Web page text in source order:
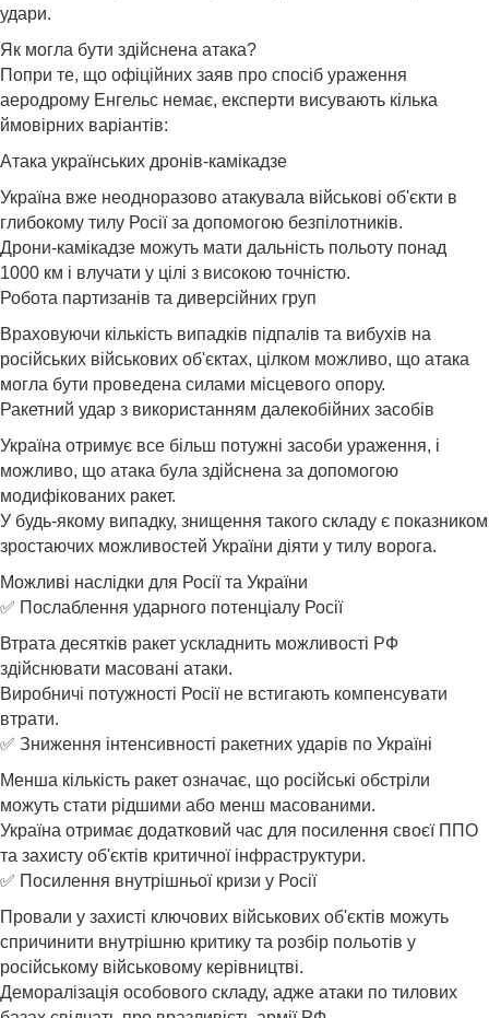
удари.
Як могла бути здійснена атака?
Попри те, що офіційних заяв про спосіб ураження
аеродрому Енгельс немає, експерти висувають кілька
ймовірних варіантів:
Атака українських дронів-камікадзе
Україна вже неодноразово атакувала військові об'єкти в
глибокому тилу Росії за допомогою безпілотників.
Дрони-камікадзе можуть мати дальність польоту понад
1000 км і влучати у цілі з високою точністю.
Робота партизанів та диверсійних груп
Враховуючи кількість випадків підпалів та вибухів на
російських військових об'єктах, цілком можливо, що атака
могла бути проведена силами місцевого опору.
Ракетний удар з використанням далекобійних засобів
Україна отримує все більш потужні засоби ураження, і
можливо, що атака була здійснена за допомогою
модифікованих ракет.
У будь-якому випадку, знищення такого складу є показником
зростаючих можливостей України діяти у тилу ворога.
Можливі наслідки для Росії та України
✅ Послаблення ударного потенціалу Росії
Втрата десятків ракет ускладнить можливості РФ
здійснювати масовані атаки.
Виробничі потужності Росії не встигають компенсувати
втрати.
✅ Зниження інтенсивності ракетних ударів по Україні
Менша кількість ракет означає, що російські обстріли
можуть стати рідшими або менш масованими.
Україна отримає додатковий час для посилення своєї ППО
та захисту об'єктів критичної інфраструктури.
✅ Посилення внутрішньої кризи у Росії
Провали у захисті ключових військових об'єктів можуть
спричинити внутрішню критику та розбір польотів у
російському військовому керівництві.
Деморалізація особового складу, адже атаки по тилових